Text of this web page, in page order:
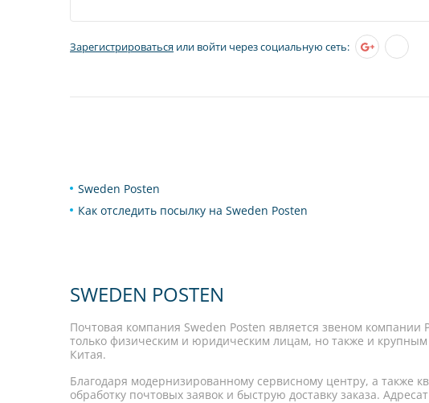
Зарегистрироваться или войти через социальную сеть:
Sweden Posten
Как отследить посылку на Sweden Posten
SWEDEN POSTEN
Почтовая компания Sweden Posten является звеном
только физическим и юридическим лицам, но также и
Китая.
Благодаря модернизированному сервисному центру, а также
обработку почтовых заявок и быструю доставку заказа.